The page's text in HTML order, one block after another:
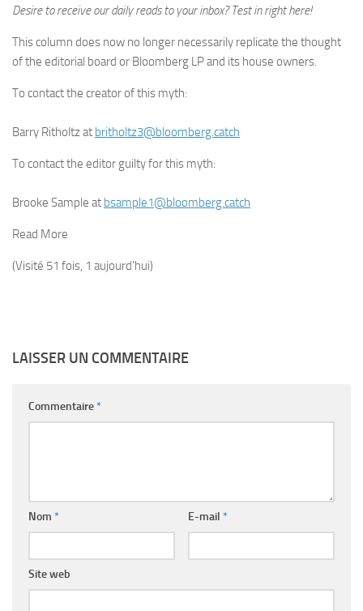
Desire to receive our daily reads to your inbox?Test in right here!
This column does now no longer necessarily replicate the thought
of the editorial board or Bloomberg LP and its house owners.
To contact the creator of this myth:
Barry Ritholtzat britholtz3@bloomberg.catch
To contact the editor guilty for this myth:
Brooke Sample at bsample1@bloomberg.catch
Read More
(Visité 51 fois, 1 aujourd'hui)
LAISSER UN COMMENTAIRE
Commentaire*
Nom * E-mail *
Site web